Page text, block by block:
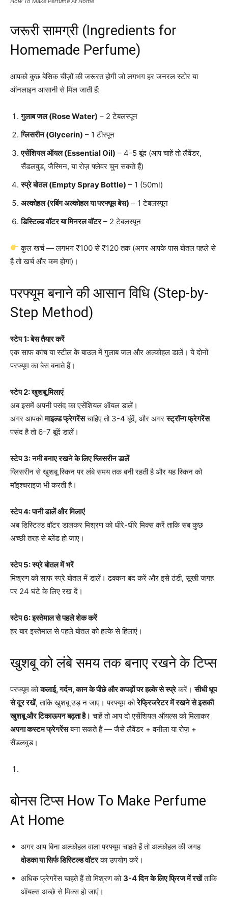
जरूरी सामग्री (Ingredients for
Homemade Perfume)
आपको कुछ बेसिक चीज़ों की जरूरत होगी जो लगभग हर जनरल स्टोर या
ऑनलाइन आसानी से मिल जाती हैं:
गुलाब जल (Rose Water) – 2 टेबलस्पून
ग्लिसरीन (Glycerin) – 1 टीस्पून
एसेंशियल ऑयल (Essential Oil) – 4-5 बूंद (आप चाहें तो लैवेंडर,
सैंडलवुड, जैस्मिन, या रोज़ फ्लेवर चुन सकते हैं)
स्प्रे बोतल (Empty Spray Bottle) – 1 (50ml)
अल्कोहल (रबिंग अल्कोहल या परफ्यूम बेस) – 1 टेबलस्पून
डिस्टिल्ड वॉटर या मिनरल वॉटर– 2 टेबलस्पून
कुल खर्च — लगभग ₹100 से ₹120 तक (अगर आपके पास बोतल पहले से
है तो खर्च और कम होगा)।
परफ्यूम बनाने की आसान विधि (Step-by-
Step Method)
स्टेप 1: बेस तैयार करें
एक साफ कांच या स्टील के बाउल में गुलाब जल और अल्कोहल डालें। ये दोनों
परफ्यूम का बेस बनाते हैं।
स्टेप 2: खुशबू मिलाएं
अब इसमें अपनी पसंद का एसेंशियल ऑयल डालें।
अगर आपकोमाइल्ड फ्रेगरेंसचाहिए तो 3-4 बूंदें, और अगरस्ट्रॉन्ग फ्रेगरेंस
पसंद है तो 6-7 बूंदें डालें।
स्टेप 3: नमी बनाए रखने के लिए ग्लिसरीन डालें
ग्लिसरीन से खुशबू स्किन पर लंबे समय तक बनी रहती है और यह स्किन को
मॉइश्चराइज भी करती है।
स्टेप 4: पानी डालें और मिलाएं
अब डिस्टिल्ड वॉटर डालकर मिश्रण को धीरे-धीरे मिक्स करें ताकि सब कुछ
अच्छी तरह से ब्लेंड हो जाए।
स्टेप 5: स्प्रे बोतल में भरें
मिश्रण को साफ स्प्रे बोतल में डालें। ढक्कन बंद करें और इसे ठंडी, सूखी जगह
पर 24 घंटे के लिए रख दें।
स्टेप 6: इस्तेमाल से पहले शेक करें
हर बार इस्तेमाल से पहले बोतल को हल्के से हिलाएं।
खुशबू को लंबे समय तक बनाए रखने के टिप्स
परफ्यूम कोकलाई, गर्दन, कान के पीछे और कपड़ों पर हल्के से स्प्रेकरें।सीधी धूप
से दूर रखें, ताकि खुशबू उड़ न जाए। परफ्यूम कोरेफ्रिजरेटर में रखने से इसकी
खुशबू और टिकाऊपन बढ़ता है। चाहें तो आप दो एसेंशियल ऑयल्स को मिलाकर
अपना कस्टम फ्रेगरेंसबना सकते हैं — जैसे लैवेंडर + वनीला या रोज़ +
सैंडलवुड।
बोनस टिप्स How To Make Perfume
At Home
अगर आप बिना अल्कोहल वाला परफ्यूम चाहते हैं तो अल्कोहल की जगह
वोडका या सिर्फ डिस्टिल्ड वॉटरका उपयोग करें।
अधिक फ्रेगरेंस चाहते हैं तो मिश्रण को 3-4 दिन के लिए फ्रिज में रखेंताकि
ऑयल्स अच्छे से मिक्स हो जाएं।